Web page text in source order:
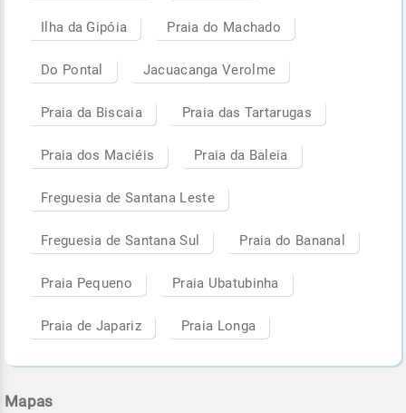
Ilha da Gipóia Praia do Machado
Do Pontal Jacuacanga Verolme
Praia da Biscaia Praia das Tartarugas
Praia dos Maciéis Praia da Baleia
Freguesia de Santana Leste
Freguesia de Santana Sul Praia do Bananal
Praia Pequeno Praia Ubatubinha
Praia de Japariz Praia Longa
Mapas